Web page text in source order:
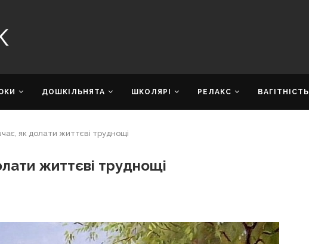
ДОШКІЛЬНЯТА ШКОЛЯРІ РЕЛАКС ВАГІТНІСТЬ
як долати життєві труднощі
життєві труднощі